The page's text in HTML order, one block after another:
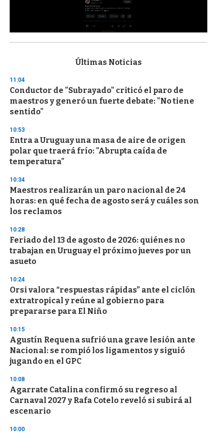
s
d
s
o
f
3
s
e
c
o
n
Últimas Noticias
11:04
Conductor de "Subrayado" criticó el paro de
maestros y generó un fuerte debate: "No tiene
sentido"
10:53
Entra a Uruguay una masa de aire de origen
polar que traerá frío: "Abrupta caída de
temperatura"
10:34
Maestros realizarán un paro nacional de 24
horas: en qué fecha de agosto será y cuáles son
los reclamos
10:28
Feriado del 13 de agosto de 2026: quiénes no
trabajan en Uruguay el próximo jueves por un
asueto
10:24
Orsi valora “respuestas rápidas” ante el ciclón
extratropical y reúne al gobierno para
prepararse para El Niño
10:15
Agustín Requena sufrió una grave lesión ante
Nacional: se rompió los ligamentos y siguió
jugando en el GPC
10:08
Agarrate Catalina confirmó su regreso al
Carnaval 2027 y Rafa Cotelo reveló si subirá al
escenario
10:00